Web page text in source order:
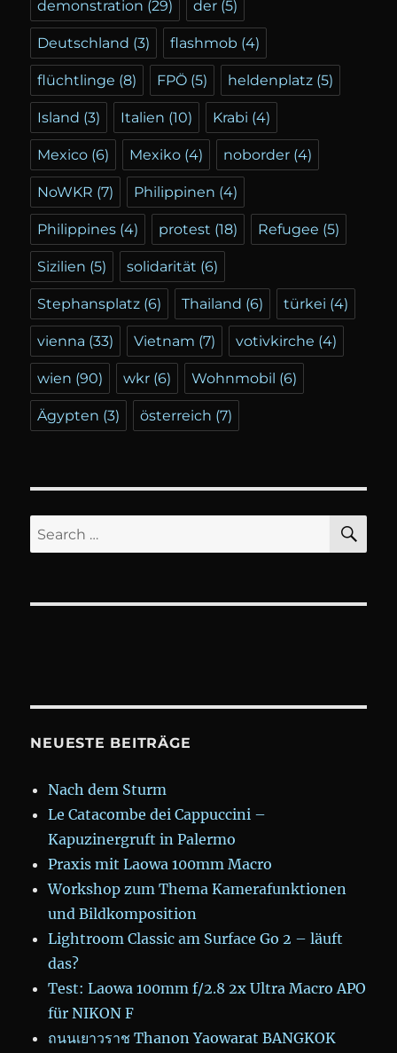
demonstration (29) der (5)
Deutschland (3) flashmob (4)
flüchtlinge (8) FPÖ (5) heldenplatz (5)
Island (3) Italien (10) Krabi (4)
Mexico (6) Mexiko (4) noborder (4)
NoWKR (7) Philippinen (4)
Philippines (4) protest (18) Refugee (5)
Sizilien (5) solidarität (6)
Stephansplatz (6) Thailand (6) türkei (4)
vienna (33) Vietnam (7) votivkirche (4)
wien (90) wkr (6) Wohnmobil (6)
Ägypten (3) österreich (7)
Search
for:
NEUESTE BEITRÄGE
Nach dem Sturm
Le Catacombe dei Cappuccini –
Kapuzinergruft in Palermo
Praxis mit Laowa 100mm Macro
Workshop zum Thema Kamerafunktionen
und Bildkomposition
Lightroom Classic am Surface Go 2 – läuft
das?
Test: Laowa 100mm f/2.8 2x Ultra Macro APO
für NIKON F
ถนนเยาวราช Thanon Yaowarat BANGKOK